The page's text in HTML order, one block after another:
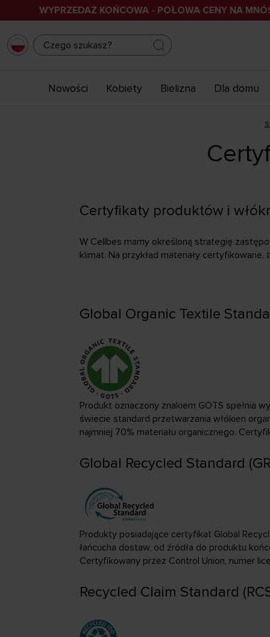
WYPRZEDAŻ KOŃCOWA - POŁOWA CENY NA
Nowości Kobiety Bielizna Dla domu
Certyfikaty produktów i
W Cellbes mamy określoną strategię
klimat. Na przykład materiały
Global Organic Textile
Produkt oznaczony znakiem GOTS spełnia
świecie standard przetwarzania włókien
najmniej 70% materiału organicznego.
Global Recycled Standard
Produkty posiadające certyfikat Global
łańcucha dostaw, od źródła do produktu
Certyfikowany przez Control Union, numer
Recycled Claim Standard